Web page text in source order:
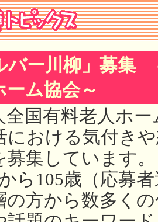
バー川柳」募
ーム協会～
全国有料老人ホ
における気付き
集しています。
ら105歳（応募
の方から数多く